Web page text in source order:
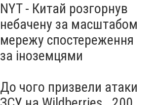
NYT - Китай розгорнув
небачену за масштабом
мережу спостереження
за іноземцями
До чого призвели атаки